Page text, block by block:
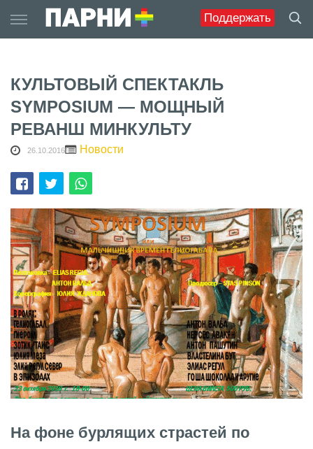
Поддержать
to
content
КУЛЬТОВЫЙ СПЕКТАКЛЬ
SYMPOSIUM — МОЩНЫЙ
РЕВАНШ МИНКУЛЬТУ
26.10.2016 Новости
На фоне бурлящих страстей по